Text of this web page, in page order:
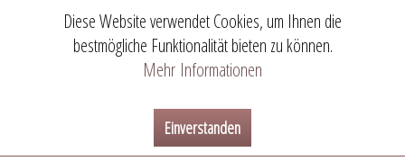
Diese Website verwendet Cookies, um Ihnen die
bestmögliche Funktionalität bieten zu können.
Mehr Informationen
Einverstanden